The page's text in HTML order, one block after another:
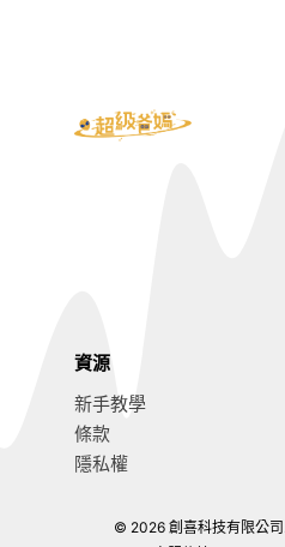
資源
新手教學
條款
隱私權
© 2026 創喜科技有限公